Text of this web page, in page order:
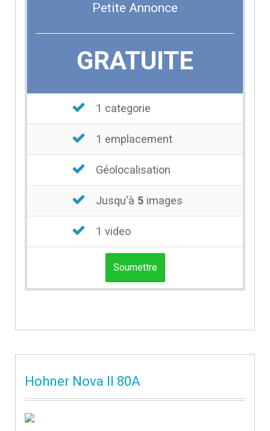
Petite Annonce
GRATUITE
1 categorie
1 emplacement
Géolocalisation
Jusqu'à 5 images
1 video
Soumettre
Hohner Nova II 80A